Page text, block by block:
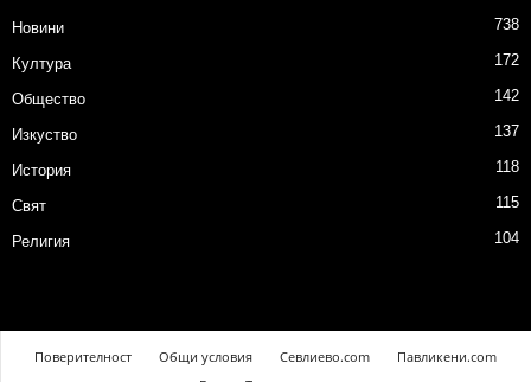
Новини 738
Култура 172
Общество 142
Изкуство 137
История 118
Свят 115
Религия 104
Поверителност Общи условия Севлиево.com
Павликени.com